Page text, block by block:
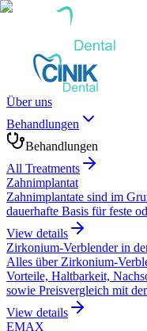
Über uns
Behandlungen
Behandlungen
All Treatments
Zahnimplantat
Zahnimplantate sind im
dauerhafte Basis für feste
View details
Zirkonium-Verblender in
Alles über Zirkonium-
Vorteile, Haltbarkeit,
sowie Preisvergleich mit
View details
EMAX